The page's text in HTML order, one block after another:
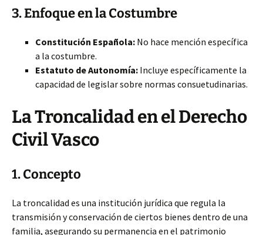
3. Enfoque en la Costumbre
Constitución Española: No hace mención específica
a la costumbre.
Estatuto de Autonomía: Incluye específicamente la
capacidad de legislar sobre normas consuetudinarias.
La Troncalidad en el Derecho
Civil Vasco
1. Concepto
La troncalidad es una institución jurídica que regula la
transmisión y conservación de ciertos bienes dentro de una
familia, asegurando su permanencia en el patrimonio